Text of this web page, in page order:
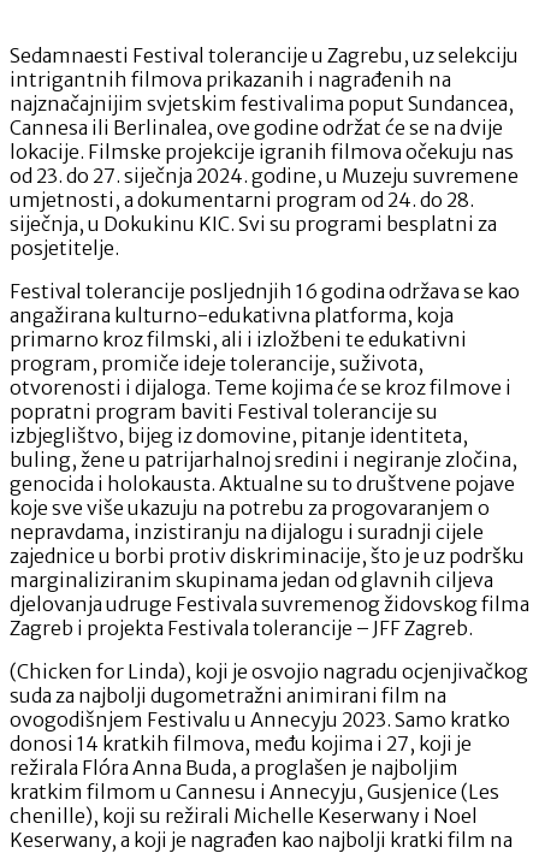
Sedamnaesti Festival tolerancije u Zagrebu, uz selekciju
intrigantnih filmova prikazanih i nagrađenih na
najznačajnijim svjetskim festivalima poput Sundancea,
Cannesa ili Berlinalea, ove godine održat će se na dvije
lokacije. Filmske projekcije igranih filmova očekuju nas
od 23. do 27. siječnja 2024. godine, u Muzeju suvremene
umjetnosti, a dokumentarni program od 24. do 28.
siječnja, u Dokukinu KIC. Svi su programi besplatni za
posjetitelje.
Festival tolerancije posljednjih 16 godina održava se kao
angažirana kulturno-edukativna platforma, koja
primarno kroz filmski, ali i izložbeni te edukativni
program, promiče ideje tolerancije, suživota,
otvorenosti i dijaloga. Teme kojima će se kroz filmove i
popratni program baviti Festival tolerancije su
izbjeglištvo, bijeg iz domovine, pitanje identiteta,
buling, žene u patrijarhalnoj sredini i negiranje zločina,
genocida i holokausta. Aktualne su to društvene pojave
koje sve više ukazuju na potrebu za progovaranjem o
nepravdama, inzistiranju na dijalogu i suradnji cijele
zajednice u borbi protiv diskriminacije, što je uz podršku
marginaliziranim skupinama jedan od glavnih ciljeva
djelovanja udruge Festivala suvremenog židovskog filma
Zagreb i projekta Festivala tolerancije – JFF Zagreb.
(Chicken for Linda), koji je osvojio nagradu ocjenjivačkog
suda za najbolji dugometražni animirani film na
ovogodišnjem Festivalu u Annecyju 2023. Samo kratko
donosi 14 kratkih filmova, među kojima i 27, koji je
režirala Flóra Anna Buda, a proglašen je najboljim
kratkim filmom u Cannesu i Annecyju, Gusjenice (Les
chenille), koji su režirali Michelle Keserwany i Noel
Keserwany, a koji je nagrađen kao najbolji kratki film na